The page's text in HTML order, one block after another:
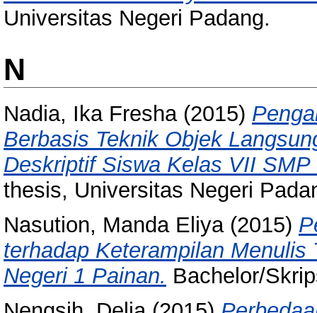
Universitas Negeri Padang.
N
Nadia, Ika Fresha(2015)
Berbasis Teknik Objek
Deskriptif Siswa Kelas VII
thesis, Universitas Negeri
Nasution, Manda Eliya(2015)
terhadap Keterampilan
Negeri 1 Painan. Bachelor/